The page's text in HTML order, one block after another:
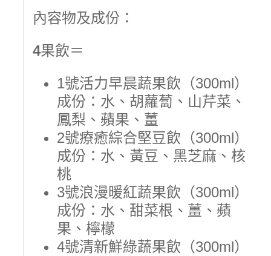
內容物及成份：
4果飲＝
1號活力早晨蔬果飲（300ml）
成份：水、胡蘿蔔、山芹菜、
鳳梨、蘋果、薑
2號療癒綜合堅豆飲（300ml）
成份：水、黃豆、黑芝麻、核
桃
3號浪漫暖紅蔬果飲（300ml）
成份：水、甜菜根、薑、蘋
果、檸檬
4號清新鮮綠蔬果飲（300ml）